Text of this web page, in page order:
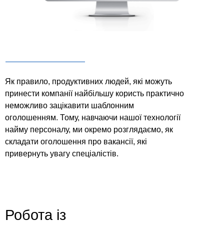
Як правило, продуктивних людей, які можуть
принести компанії найбільшу користь практично
неможливо зацікавити шаблонним
оголошенням. Тому, навчаючи нашої технології
найму персоналу, ми окремо розглядаємо, як
складати оголошення про вакансії, які
привернуть увагу спеціалістів.
Робота із